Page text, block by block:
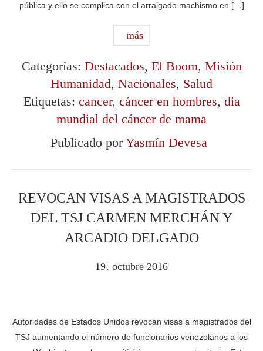
pública y ello se complica con el arraigado machismo en […]
más
Categorías: Destacados, El Boom, Misión
Humanidad, Nacionales, Salud
Etiquetas: cancer, cáncer en hombres, dia
mundial del cáncer de mama
Publicado porYasmín Devesa
REVOCAN VISAS A MAGISTRADOS
DEL TSJ CARMEN MERCHÁN Y
ARCADIO DELGADO
19 . octubre 2016
Autoridades de Estados Unidos revocan visas a magistrados del
TSJ aumentando el número de funcionarios venezolanos a los